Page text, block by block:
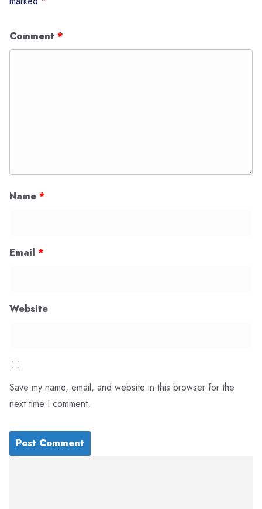
Comment *
Name *
Email *
Website
Save my name, email, and website in this browser for the
next time I comment.